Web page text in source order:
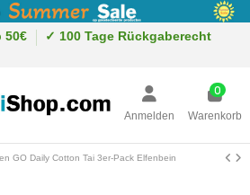
50€
✓ 100 Tage Rückgaberecht
Anmelden
0
Warenkorb
GO Daily Cotton Tai 3er-Pack Elfenbein